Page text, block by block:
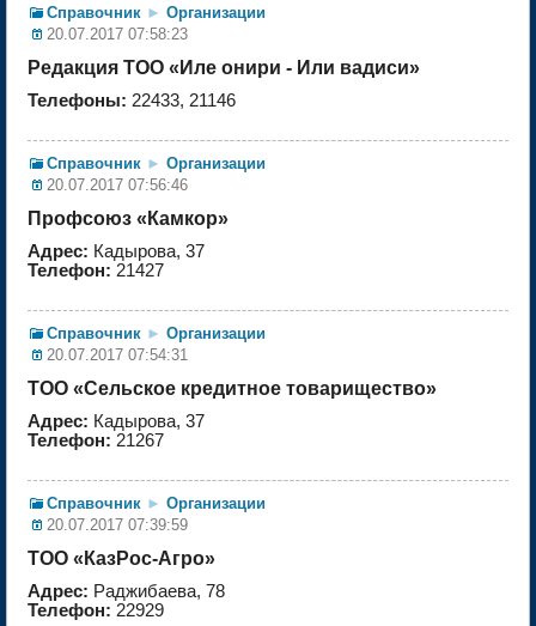
Справочник ► Организации
20.07.2017 07:58:23
Редакция ТОО «Иле онири - Или вадиси»
Телефоны: 22433, 21146
Справочник ► Организации
20.07.2017 07:56:46
Профсоюз «Камкор»
Адрес: Кадырова, 37
Телефон: 21427
Справочник ► Организации
20.07.2017 07:54:31
ТОО «Сельское кредитное товарищество»
Адрес: Кадырова, 37
Телефон: 21267
Справочник ► Организации
20.07.2017 07:39:59
ТОО «КазРос-Агро»
Адрес: Раджибаева, 78
Телефон: 22929